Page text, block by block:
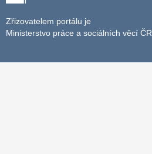
Zřizovatelem portálu je
Ministerstvo práce a sociálních věcí ČR